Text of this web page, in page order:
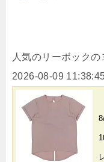
人気のリーボック
2026-08-09